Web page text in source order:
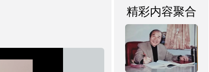
精彩内容聚合